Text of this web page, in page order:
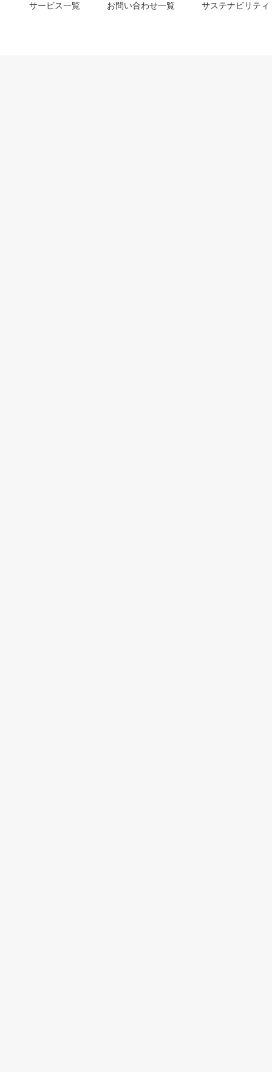
サービス一覧 お問い合わせ一覧 サステナビリティ